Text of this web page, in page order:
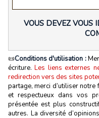
VOUS DEVEZ VOUS
📜Conditions d'utilisation :
écriture.Les liens externes
redirection vers des sites
partage, merci d’utiliser
et respectueux dans vos
présentée est plus
autres. La diversité